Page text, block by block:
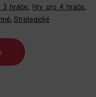
3 hráče, Hry pro 4 hráče,
, Strategické